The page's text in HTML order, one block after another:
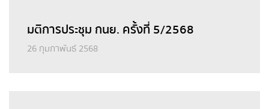
มติการประชุม กนย. ครั้งที่ 5/2568
26 กุมภาพันธ์ 2568